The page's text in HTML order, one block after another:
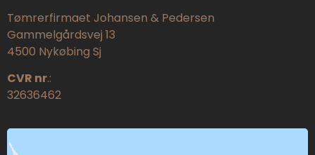
Tømrerfirmaet Johansen & Pedersen
Gammelgårdsvej 13
4500 Nykøbing Sj
CVR nr.:
32636462